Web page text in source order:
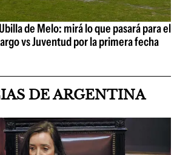
de Melo: mirá lo que pasará para el
vs Juventud por la primera fecha
DE ARGENTINA